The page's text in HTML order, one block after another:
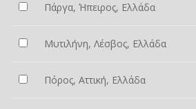
Πάργα, Ήπειρος, Ελλάδα
Μυτιλήνη, Λέσβος, Ελλάδα
Πόρος, Αττική, Ελλάδα